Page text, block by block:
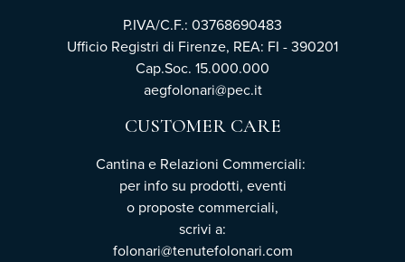
P.IVA/C.F.: 03768690483
Ufficio Registri di Firenze, REA: FI - 390201
Cap.Soc. 15.000.000
aegfolonari@pec.it
CUSTOMER CARE
Cantina e Relazioni Commerciali:
per info su prodotti, eventi
o proposte commerciali,
scrivi a:
folonari@tenutefolonari.com